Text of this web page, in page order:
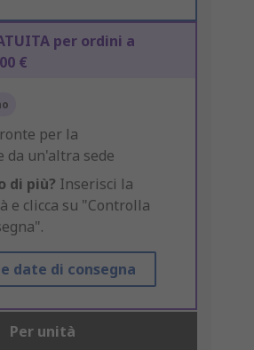
per ordini a
€
per la
da un'altra sede
di più? Inserisci la
e clicca su "Controlla
date di consegna
Per unità